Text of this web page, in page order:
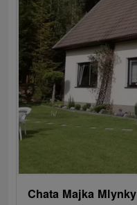
Chata Majka Mlynky